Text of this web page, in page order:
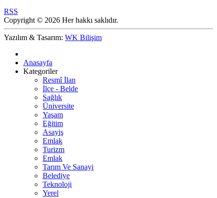
RSS
Copyright © 2026 Her hakkı saklıdır.
Yazılım & Tasarım: WK Bilişim
Anasayfa
Kategoriler
Resmî İlan
İlçe - Belde
Sağlık
Üniversite
Yaşam
Eğitim
Asayiş
Emlak
Turizm
Emlak
Tarım Ve Sanayi
Belediye
Teknoloji
Yerel